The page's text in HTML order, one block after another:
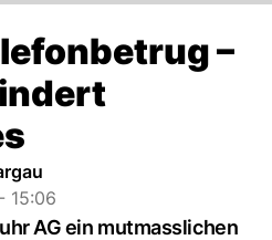
–
15:06
AG ein mutmasslichen